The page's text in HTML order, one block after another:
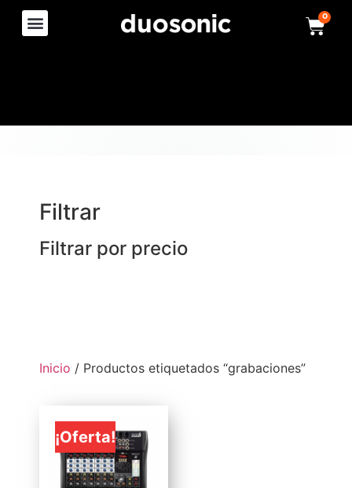
0
Filtrar
Filtrar por precio
Inicio / Productos etiquetados “grabaciones”
¡Oferta!